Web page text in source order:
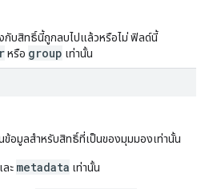
กับสิทธิ์นี้ถูกลบไปแล้วหรือไม่ ฟิลด์นี้
หรือ group เท่านั้น
ข้อมูลสำหรับสิทธิ์ที่เป็นของมุมมองเท่านั้น
ละ metadata เท่านั้น